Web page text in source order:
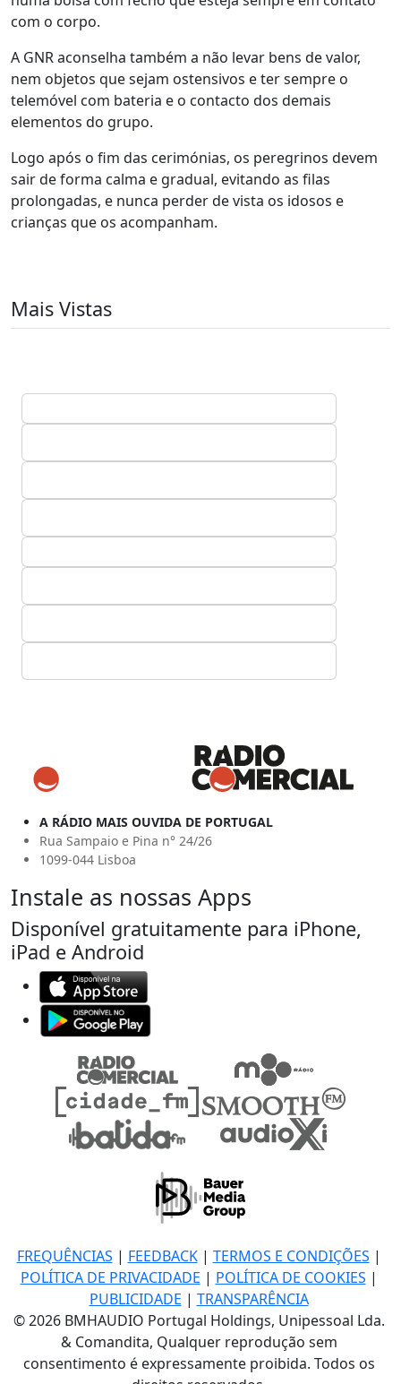
com o corpo.
A GNR aconselha também a não levar bens de valor,
nem objetos que sejam ostensivos e ter sempre o
telemóvel com bateria e o contacto dos demais
elementos do grupo.
Logo após o fim das cerimónias, os peregrinos devem
sair de forma calma e gradual, evitando as filas
prolongadas, e nunca perder de vista os idosos e
crianças que os acompanham.
Mais Vistas
A RÁDIO MAIS OUVIDA DE PORTUGAL
Rua Sampaio e Pina n° 24/26
1099-044 Lisboa
Instale as nossas Apps
Disponível gratuitamente para iPhone,
iPad e Android
FREQUÊNCIAS | FEEDBACK| TERMOS E CONDIÇÕES |
POLÍTICA DE PRIVACIDADE | POLÍTICA DE COOKIES |
PUBLICIDADE | TRANSPARÊNCIA
© 2026 BMHAUDIO Portugal Holdings, Unipessoal Lda.
& Comandita, Qualquer reprodução sem
consentimento é expressamente proibida. Todos os